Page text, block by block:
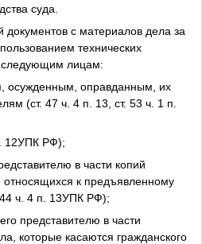
суда.
документов с материалов дела за
технических
следующим лицам:
осужденным, оправданным, их
(ст. 47 ч. 4 п. 13, ст. 53 ч. 1 п.
12УПК РФ);
в части копий
к предъявленному
44 ч. 4 п. 13УПК РФ);
представителю в части
которые касаются гражданского